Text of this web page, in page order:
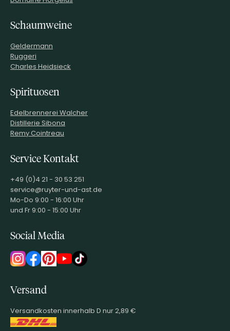
Schaumweine
Geldermann
Ruggeri
Charles Heidsieck
Spirituosen
Edelbrennerei Walcher
Distillerie Sibona
Remy Cointreau
Service Kontakt
+49 (0)4 21 - 30 53 251
service@ruyter-und-ast.de
Mo-Do 9:00 - 16:00 Uhr
und Fr 9:00 - 15:00 Uhr
Social Media
Versand
Versandkosten innerhalb D nur 2,89 €